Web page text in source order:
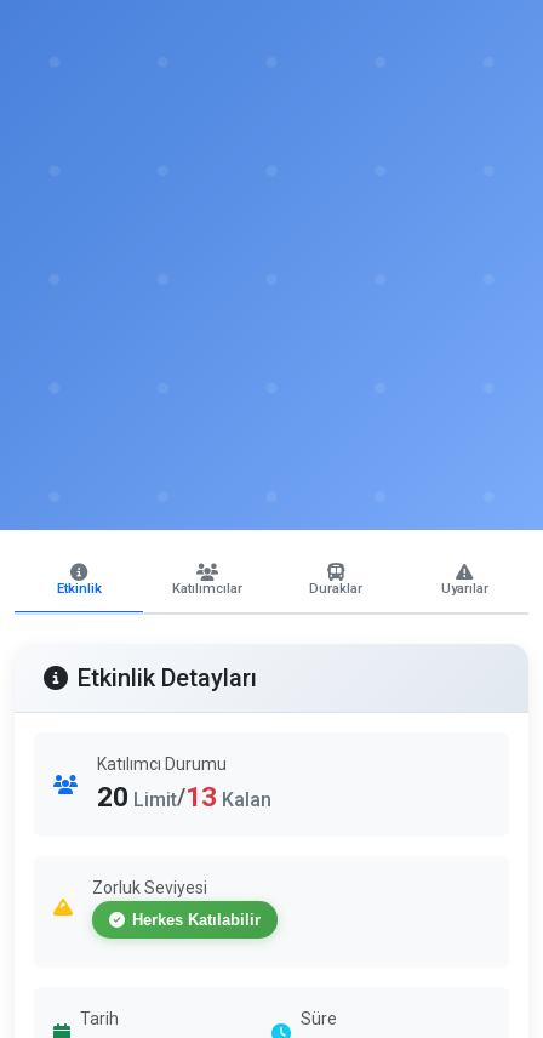
Etkinlik Katılımcılar Duraklar Uyarılar
Etkinlik Detayları
Katılımcı Durumu
20 Limit/13 Kalan
Zorluk Seviyesi
Herkes Katılabilir
Tarih Süre